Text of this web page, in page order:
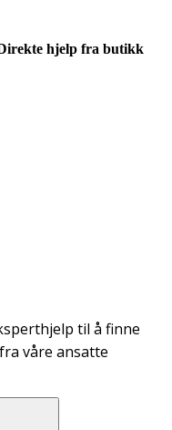
hjelp fra butikk
til å finne
våre ansatte